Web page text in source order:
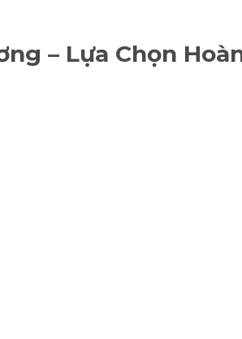
– Lựa Chọn